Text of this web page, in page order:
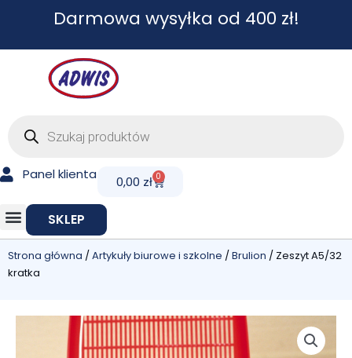
Darmowa wysyłka od 400 zł!
Panel klienta 0,00 zł 0
Cart
SKLEP
Strona główna /Artykuły biurowe i szkolne /Brulion / Zeszyt A5/32
kratka